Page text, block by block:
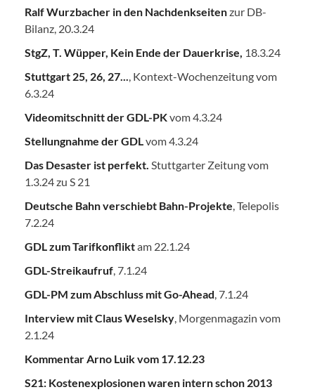
Ralf Wurzbacher in den Nachdenkseitenzur DB-
Bilanz, 20.3.24
StgZ, T. Wüpper, Kein Ende der Dauerkrise, 18.3.24
Stuttgart 25, 26, 27...
, Kontext-Wochenzeitung vom
6.3.24
Videomitschnitt der GDL-PKvom 4.3.24
Stellungnahme der GDL vom 4.3.24
Das Desaster ist perfekt. Stuttgarter Zeitung vom
1.3.24 zu S 21
Deutsche Bahn verschiebt Bahn-Projekte , Telepolis
7.2.24
GDL zum Tarifkonfliktam 22.1.24
GDL-Streikaufruf , 7.1.24
GDL-PM zum Abschluss mit Go-Ahead , 7.1.24
Interview mit Claus Weselsky , Morgenmagazin vom
2.1.24
Kommentar Arno Luik vom 17.12.23
S21: Kostenexplosionen waren intern schon 2013